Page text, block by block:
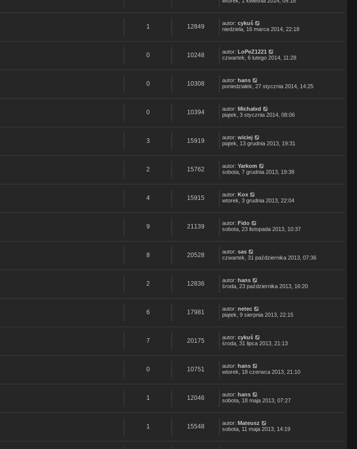
1 12849 autor: cykuś
niedziela, 16 marca 2014, 22:18
0 10248 autor: LoPeZ1221
czwartek, 6 lutego 2014, 11:28
0 10308 autor: hans
poniedziałek, 27 stycznia 2014, 14:25
0 10394 autor: Michałxd
piątek, 3 stycznia 2014, 08:06
3 15919 autor: wiciej
piątek, 13 grudnia 2013, 19:31
2 15762 autor: Yarkom
sobota, 7 grudnia 2013, 19:38
4 15915 autor: Kox
wtorek, 3 grudnia 2013, 22:04
9 21139 autor: Fido
sobota, 23 listopada 2013, 10:37
8 20528 autor: sas
czwartek, 31 października 2013, 07:36
2 12836 autor: hans
środa, 23 października 2013, 16:20
6 17981 autor: netec
piątek, 9 sierpnia 2013, 22:15
7 20175 autor: cykuś
środa, 31 lipca 2013, 21:13
0 10751 autor: hans
wtorek, 18 czerwca 2013, 21:10
1 12046 autor: hans
sobota, 18 maja 2013, 07:27
1 15548 autor: Mateusz
sobota, 11 maja 2013, 14:19